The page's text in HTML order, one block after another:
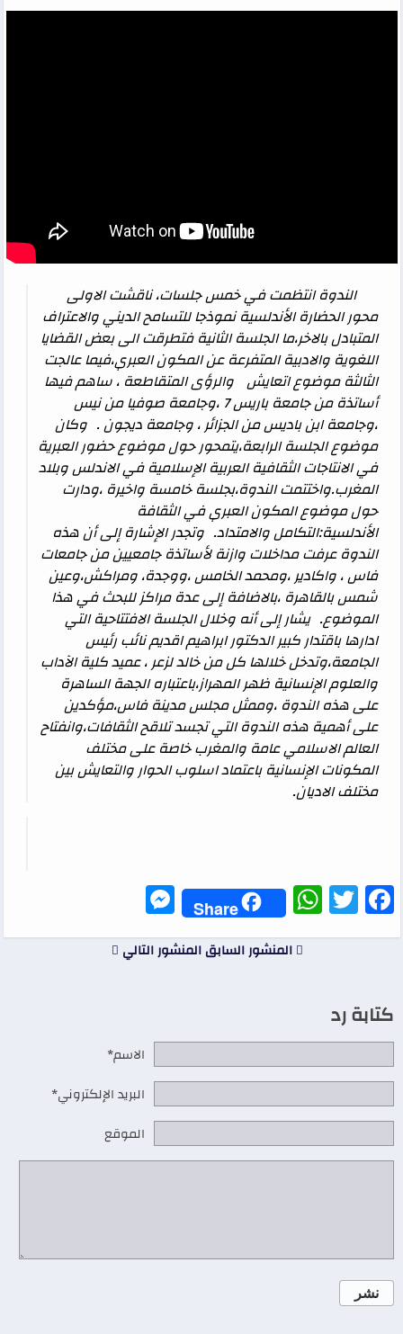
الندوة انتظمت في خمس جلسات، ناقشت الاولى
محور الحضارة الأندلسية نموذجا للتسامح الديني والاعتراف
المتبادل بالاخر،ما الجلسة الثانية فتطرقت الى بعض القضايا
اللغوية والادبية المتفرعة عن المكون العبري،فيما عالجت
الثالثة موضوع اتعايش والرؤى المتقاطعة ، ساهم فيها
أساتذة من جامعة باريس 7 ،وجامعة صوفيا من نيس
،وجامعة ابن باديس من الجزائر ، وجامعة ديجون . وكان
موضوع الجلسة الرابعة،يتمحور حول موضوع حضور العبرية
في الانتاجات الثقافية العربية الإسلامية في الاندلس وبلاد
المغرب.واختتمت الندوة،بجلسة خامسة واخيرة ،ودارت
حول موضوع المكون العبري في الثقافة
الأندلسية:التكامل والامتداد. وتجدر الإشارة إلى أن هذه
الندوة عرفت مداخلات وازنة لأساتذة جامعيين من جامعات
فاس ، واكادير ،ومحمد الخامس ،ووجدة، ومراكش،وعين
شمس بالقاهرة ،بالاضافة إلى عدة مراكز للبحث في هذا
الموضوع. يشار إلى أنه وخلال الجلسة الافتتاحية التي
ادارها باقتدار كبير الدكتور ابراهيم اقديم نائب رئيس
الجامعة،وتدخل خلالها كل من خالد لزعر ، عميد كلية الآداب
والعلوم الإنسانية ظهر المهراز،باعتباره الجهة الساهرة
على هذه الندوة ،وممثل مجلس مدينة فاس،مؤكدين
على أهمية هذه الندوة التي تجسد تلاقح الثقافات،وانفتاح
العالم الاسلامي عامة والمغرب خاصة على مختلف
المكونات الإنسانية باعتماد اسلوب الحوار والتعايش بين
مختلف الاديان.
Facebook
Twitter
WhatsApp
Share
المنشور السابقالمنشور التالي
كتابة رد
الاسم*
البريد الإلكتروني*
الموقع
نشر